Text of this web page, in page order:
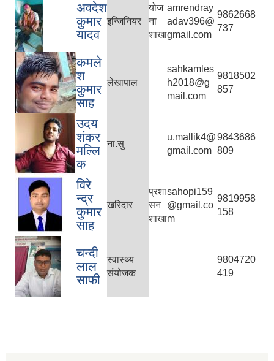
अवदेश
कुमार
यादव
इन्जिनियर
योज
ना
शाखा
amrendray
adav396@
gmail.com
9862668
737
कमले
श
कुमार
साह
लेखापाल
sahkamles
h2018@g
mail.com
9818502
857
उदय
शंकर
मल्लि
क
ना.सु
u.mallik4@
gmail.com
9843686
809
विरे
न्द्र
कुमार
साह
खरिदार
प्रशा
सन
शाखा
sahopi159
@gmail.co
m
9819958
158
चन्दी
लाल
साफी
स्वास्थ्य
संयोजक
9804720
419